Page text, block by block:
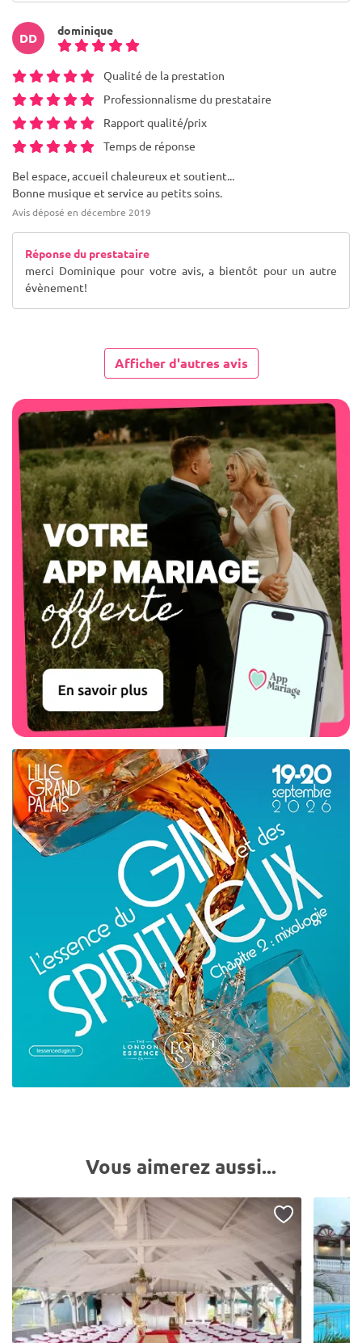
DD
dominique
Qualité de la prestation
Professionnalisme du prestataire
Rapport qualité/prix
Temps de réponse
Bel espace, accueil chaleureux et soutient...
Bonne musique et service au petits soins.
Avis déposé en décembre 2019
Réponse du prestataire
merci Dominique pour votre avis, a bientôt pour un autre
évènement!
Afficher d'autres avis
Vous aimerez aussi...